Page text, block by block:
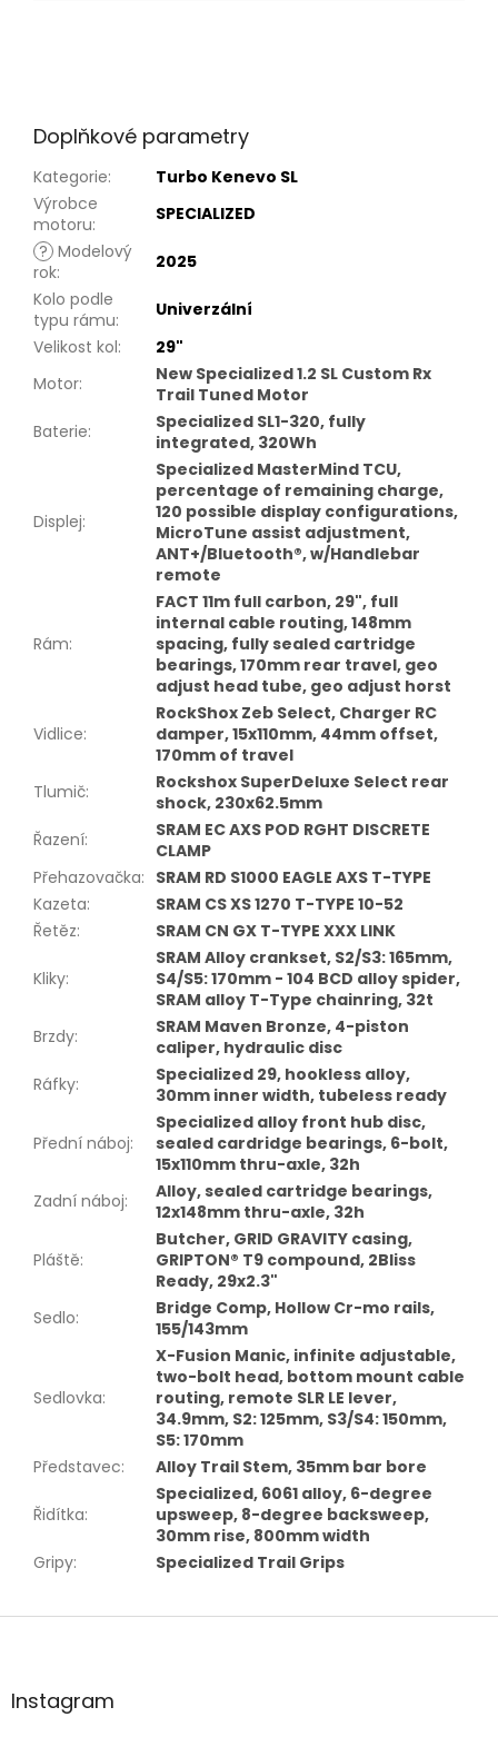
Doplňkové parametry
Kategorie:
Turbo Kenevo SL
Výrobce
motoru:
SPECIALIZED
? Modelový
rok:
2025
Kolo podle
typu rámu:
Univerzální
Velikost kol:
29"
Motor:
New Specialized 1.2 SL Custom Rx
Trail Tuned Motor
Baterie:
Specialized SL1-320, fully
integrated, 320Wh
Displej:
Specialized MasterMind TCU,
percentage of remaining charge,
120 possible display configurations,
MicroTune assist adjustment,
ANT+/Bluetooth®, w/Handlebar
remote
Rám:
FACT 11m full carbon, 29", full
internal cable routing, 148mm
spacing, fully sealed cartridge
bearings, 170mm rear travel, geo
adjust head tube, geo adjust horst
Vidlice:
RockShox Zeb Select, Charger RC
damper, 15x110mm, 44mm offset,
170mm of travel
Tlumič:
Rockshox SuperDeluxe Select rear
shock, 230x62.5mm
Řazení:
SRAM EC AXS POD RGHT DISCRETE
CLAMP
Přehazovačka: SRAM RD S1000 EAGLE AXS T-TYPE
Kazeta:
SRAM CS XS 1270 T-TYPE 10-52
Řetěz: SRAM CN GX T-TYPE XXX LINK
Kliky:
SRAM Alloy crankset, S2/S3: 165mm,
S4/S5: 170mm - 104 BCD alloy spider,
SRAM alloy T-Type chainring, 32t
Brzdy:
SRAM Maven Bronze, 4-piston
caliper, hydraulic disc
Ráfky:
Specialized 29, hookless alloy,
30mm inner width, tubeless ready
Přední náboj:
Specialized alloy front hub disc,
sealed cardridge bearings, 6-bolt,
15x110mm thru-axle, 32h
Zadní náboj:
Alloy, sealed cartridge bearings,
12x148mm thru-axle, 32h
Pláště:
Butcher, GRID GRAVITY casing,
GRIPTON® T9 compound, 2Bliss
Ready, 29x2.3"
Sedlo:
Bridge Comp, Hollow Cr-mo rails,
155/143mm
Sedlovka:
X-Fusion Manic, infinite adjustable,
two-bolt head, bottom mount cable
routing, remote SLR LE lever,
34.9mm, S2: 125mm, S3/S4: 150mm,
S5: 170mm
Představec: Alloy Trail Stem, 35mm bar bore
Řidítka:
Specialized, 6061 alloy, 6-degree
upsweep, 8-degree backsweep,
30mm rise, 800mm width
Gripy: Specialized Trail Grips
Z
aInstagram